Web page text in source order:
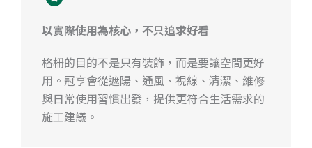
以實際使用為核心，不只追求好看
格柵的目的不是只有裝飾，而是要讓空間更好
用。冠亨會從遮陽、通風、視線、清潔、維修
與日常使用習慣出發，提供更符合生活需求的
施工建議。